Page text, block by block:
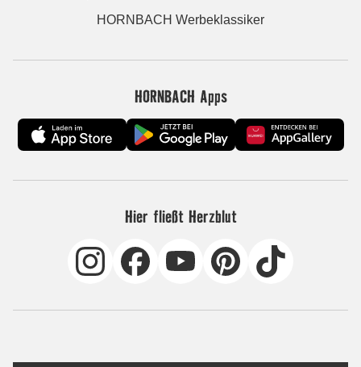
HORNBACH Werbeklassiker
HORNBACH Apps
Hier fließt Herzblut